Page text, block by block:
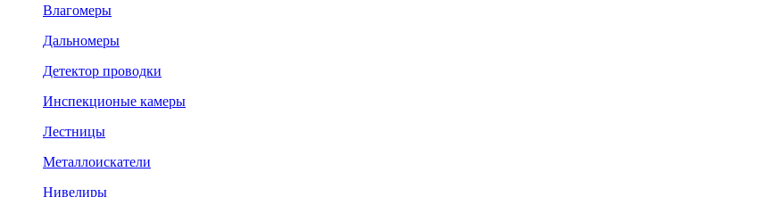
Влагомеры
Дальномеры
Детектор проводки
Инспекционые камеры
Лестницы
Металлоискатели
Нивелиры